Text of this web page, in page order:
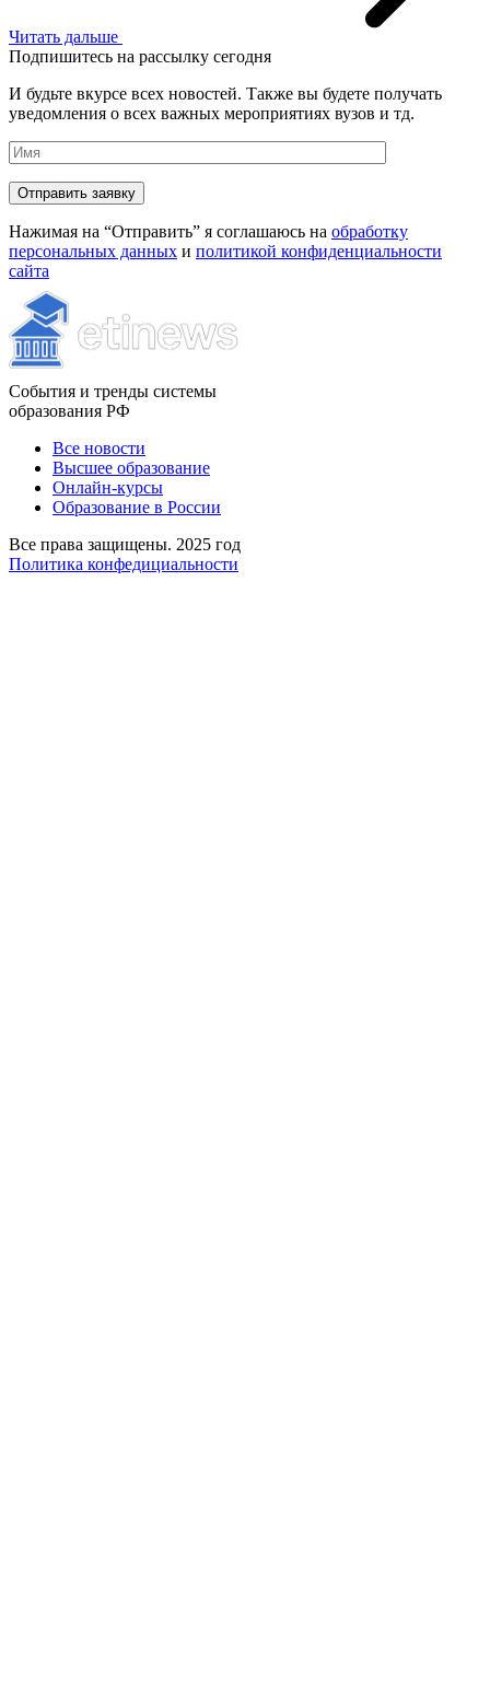
Читать дальше
Подпишитесь на рассылку сегодня
И будьте вкурсе всех новостей. Также вы будете получать
уведомления о всех важных мероприятиях вузов и тд.
Нажимая на “Отправить” я соглашаюсь на обработку
персональных данных и политикой конфиденциальности
сайта
События и тренды системы
образования РФ
Все новости
Высшее образование
Онлайн-курсы
Образование в России
Все права защищены. 2025 год
Политика конфедициальности